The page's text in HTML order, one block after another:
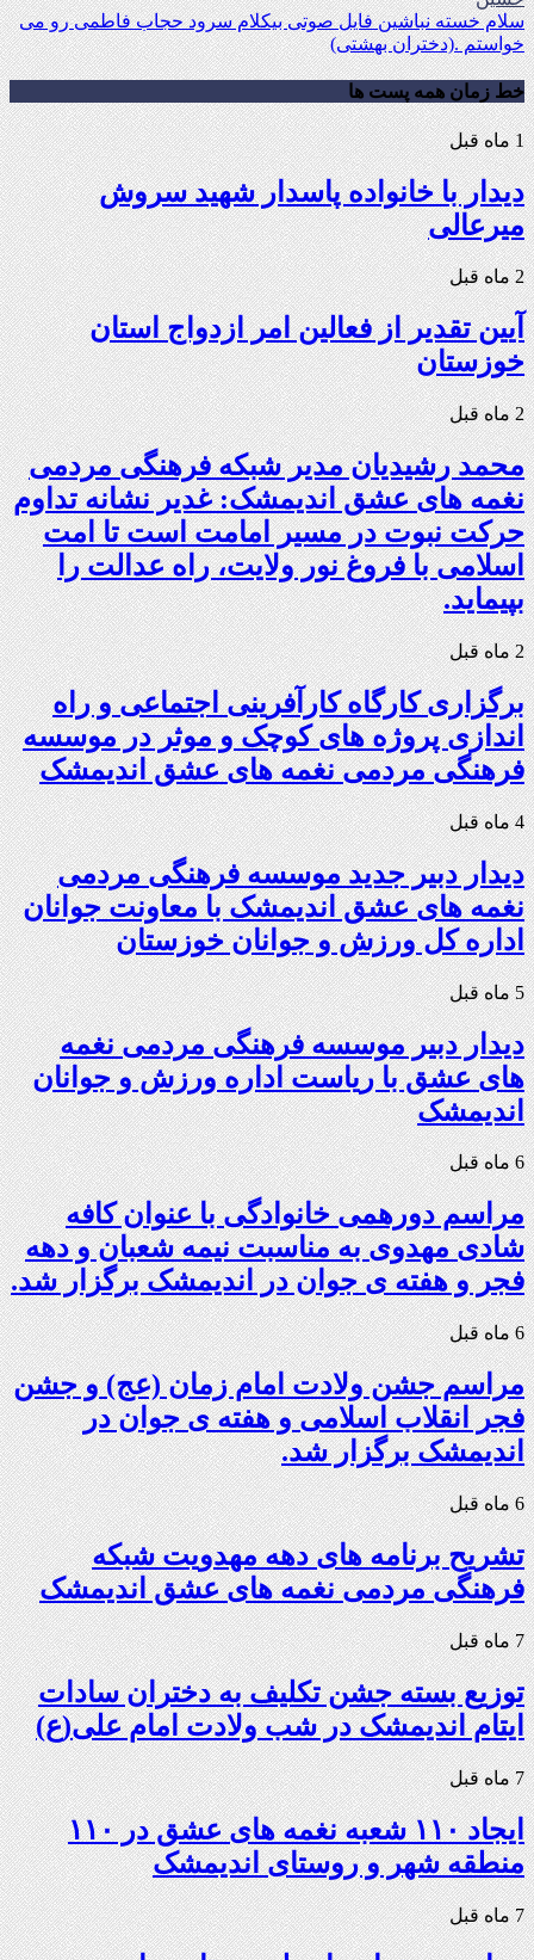
سلام خسته نباشین فایل صوتی بیکلام سرود حجاب فاطمی رو می
خواستم .(دختران بهشتی)
خط زمان همه پست ها
1 ماه قبل
دیدار با خانواده پاسدار شهید سروش
میرعالی
2 ماه قبل
آیین تقدیر از فعالین امر ازدواج استان
خوزستان
2 ماه قبل
محمد رشیدیان مدیر شبکه فرهنگی مردمی
نغمه های عشق اندیمشک: غدیر نشانه تداوم
حرکت نبوت در مسیر امامت است تا امت
اسلامی با فروغ نور ولایت، راه عدالت را
بپیماید.
2 ماه قبل
برگزاری کارگاه کارآفرینی اجتماعی و راه
اندازی پروژه های کوچک و موثر در موسسه
فرهنگی مردمی نغمه های عشق اندیمشک
4 ماه قبل
دیدار دبیر جدید موسسه فرهنگی مردمی
نغمه های عشق اندیمشک با معاونت جوانان
اداره کل ورزش و جوانان خوزستان
5 ماه قبل
دیدار دبیر موسسه فرهنگی مردمی نغمه
های عشق با ریاست اداره ورزش و جوانان
اندیمشک
6 ماه قبل
مراسم دورهمی خانوادگی با عنوان کافه
شادی مهدوی به مناسبت نیمه شعبان و دهه
فجر و هفته ی جوان در اندیمشک برگزار شد.
6 ماه قبل
مراسم جشن ولادت امام زمان (عج) و جشن
فجر انقلاب اسلامی و هفته ی جوان در
اندیمشک برگزار شد.
6 ماه قبل
تشریح برنامه های دهه مهدویت شبکه
فرهنگی مردمی نغمه های عشق اندیمشک
7 ماه قبل
توزیع بسته جشن تکلیف به دختران سادات
ایتام اندیمشک در شب ولادت امام علی(ع)
7 ماه قبل
ایجاد ۱۱۰ شعبه نغمه های عشق در ۱۱۰
منطقه شهر و روستای اندیمشک
7 ماه قبل